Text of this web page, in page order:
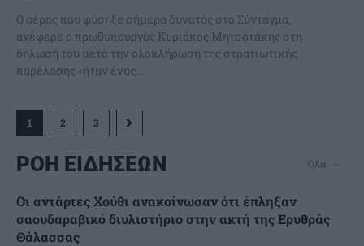
Ο αέρας που φύσηξε σήμερα δυνατός στο Σύνταγμα,
ανέφερε ο πρωθυπουργός Κυριάκος Μητσοτάκης στη
δήλωσή του μετά την ολοκλήρωση της στρατιωτικής
παρέλασης «ήταν ένας...
1 2 3
ΡΟΗ ΕΙΔΗΣΕΩΝ Όλα
Οι αντάρτες Χούθι ανακοίνωσαν ότι έπληξαν
σαουδαραβικό διυλιστήριο στην ακτή της Ερυθράς
Θάλασσας